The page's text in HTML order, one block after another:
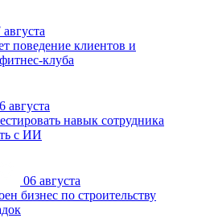
августа
поведение клиентов и
клуба
августа
навык сотрудника
с ИИ
06 августа
бизнес по строительству